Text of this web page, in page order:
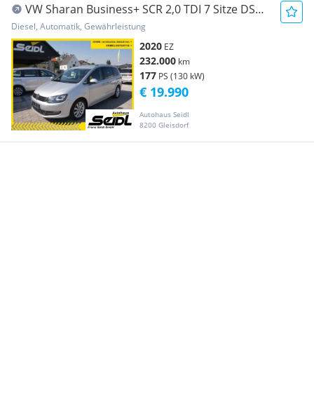
VW Sharan Business+ SCR 2,0 TDI 7 Sitze DSG
4Motio...
Diesel, Automatik, Gewährleistung
2020 EZ
232.000 km
177 PS (130 kW)
Autohaus Seidl
8200 Gleisdorf
€ 19.990